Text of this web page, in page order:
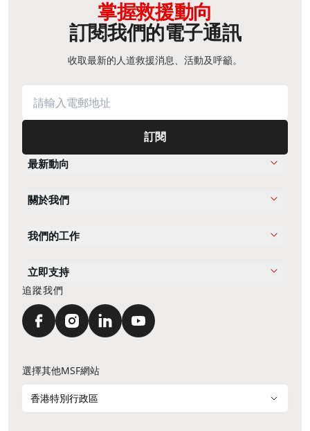
掌握救援動向
訂閱我們的電子通訊
收取最新的人道救援消息、活動及呼籲。
訂閱
最新動向
關於我們
我們的工作
立即支持
追蹤我們
選擇其他MSF網站
香港特別行政區